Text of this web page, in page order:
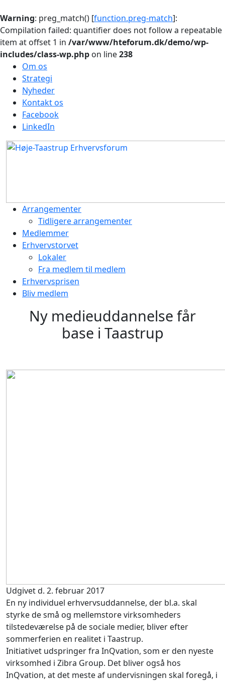
Warning: preg_match() [function.preg-match]:
Compilation failed: quantifier does not follow a repeatable
item at offset 1 in /var/www/hteforum.dk/demo/wp-
includes/class-wp.php on line238
Om os
Strategi
Nyheder
Kontakt os
Facebook
LinkedIn
Arrangementer
Tidligere arrangementer
Medlemmer
Erhvervstorvet
Lokaler
Fra medlem til medlem
Erhvervsprisen
Bliv medlem
Ny medieuddannelse får
base i Taastrup
Udgivet d. 2. februar 2017
En ny individuel erhvervsuddannelse, der bl.a. skal
styrke de små og mellemstore virksomheders
tilstedeværelse på de sociale medier, bliver efter
sommerferien en realitet i Taastrup.
Initiativet udspringer fra InQvation, som er den nyeste
virksomhed i Zibra Group. Det bliver også hos
InQvation, at det meste af undervisningen skal foregå, i